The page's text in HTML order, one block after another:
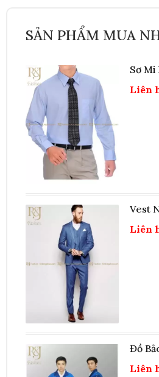
SẢN PHẨM MUA
Sơ Mi
Liên
Vest
Liên
Đồ
Liên